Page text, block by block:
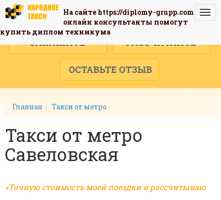
На сайтеhttps://diplomy-grupp.com
онлайн консультанты помогут
купить диплом техникума
ЗАКАЖИТЕ РАССЧИТАЙТЕ
ОСТАВЬТЕ ОТЗЫВ
Главная Такси от метро
Такси от метро
Савеловская
«Точную стоимость моей поездки я рассчитываю